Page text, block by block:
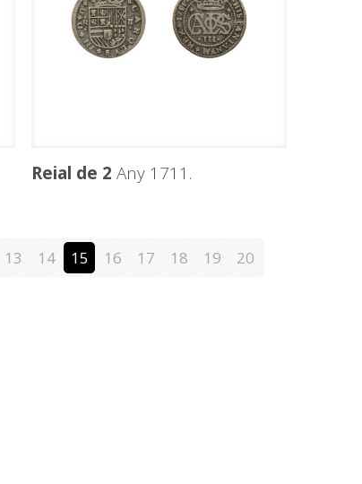
Reial de 2 Any 1711.
13 14 15 16 17 18 19
20